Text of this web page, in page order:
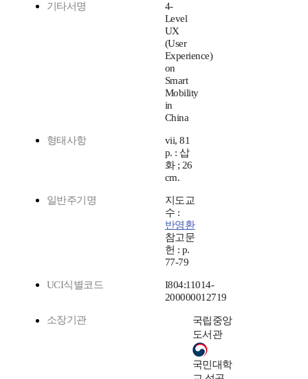
기타서명
4-
Level
UX
(User
Experience)
on
Smart
Mobility
in
China
형태사항
vii, 81
p. : 삽
화 ; 26
cm.
일반주기명
지도교
수 :
반영환
참고문
헌 : p.
77-79
UCI식별코드
I804:11014-
200000012719
소장기관
국립중앙
도서관
국민대학